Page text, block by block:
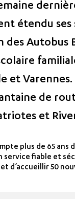
étendu ses
des
et
de
et
plus de 65 ans
fiable et
d’accueillir 50